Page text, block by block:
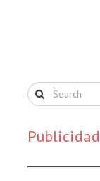
Publicidad